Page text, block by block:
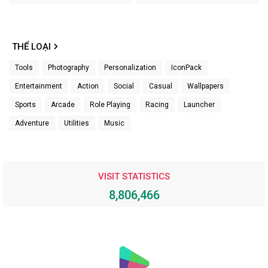
THỂ LOẠI
Tools Photography Personalization IconPack
Entertainment Action Social Casual Wallpapers
Sports Arcade Role Playing Racing Launcher
Adventure Utilities Music
VISIT STATISTICS
8,806,466